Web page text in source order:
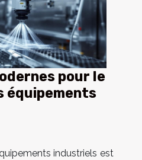
pour le
équipements
industriels est